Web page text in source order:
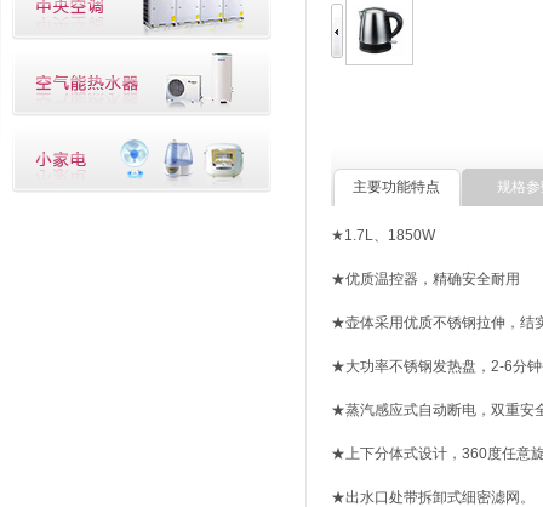
主要功能特点 规格参
★1.7L、1850W
★优质温控器，精确安全耐用
★壶体采用优质不锈钢拉伸，结
★大功率不锈钢发热盘，2-6分
★蒸汽感应式自动断电，双重安
★上下分体式设计，360度任意
★出水口处带拆卸式细密滤网。